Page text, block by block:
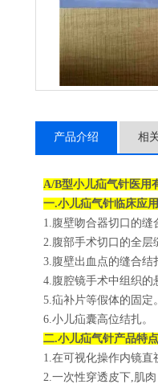
产品介绍 相
A/B型小儿疝气针医用
一.小儿疝气针临床应用
1.腹壁吻合器切口的
2.腹部手术切口的全层
3.腹壁出血点的缝合结
4.腹腔镜手术中组织的
5.疝补片等假体的固定
6.小儿疝囊高位结扎。
二.小儿疝气针产品特点
1.在可视化操作内镜直
2.一次性穿透皮下,肌